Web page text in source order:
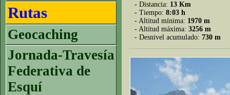
Rutas
Geocaching
Jornada-Travesía
Federativa de
Esquí
- Distancia: 13 Km
- Tiempo: 8:03 h
- Altitud mínima: 1970 m
- Altitud máxima: 3256 m
- Desnivel acumulado: 730 m